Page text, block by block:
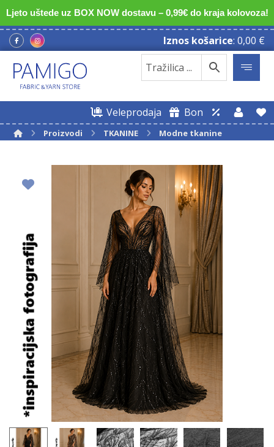
Ljeto uštede uz BOX NOW dostavu – 0,99€ do kraja kolovoza!
Iznos košarice: 0,00 €
Veleprodaja Bon
Proizvodi TKANINE Modne tkanine